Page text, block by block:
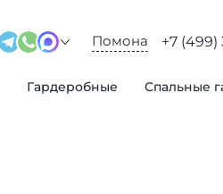
Гардеробные Спальные
Помона +7 (499)